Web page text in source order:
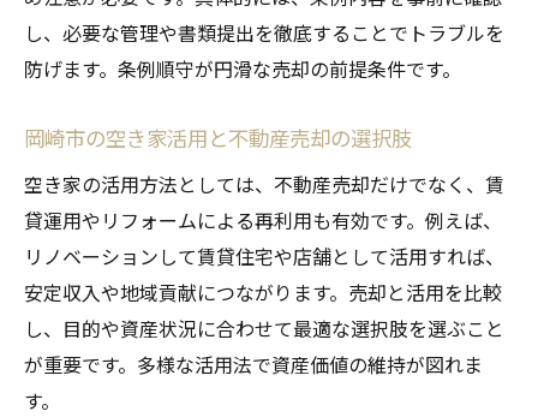
岡崎市で空き家賃貸を検討する際のポイント
岡崎市空き家賃貸と不動産売却の違いと選
不動産売却か賃貸か岡崎市空き家の最適活
用法
岡崎市空き家賃貸のメリットと不動産売却
の比較
不動産売却を視野に入れた岡崎市空き家賃
貸戦略
岡崎市空き家賃貸活用時のリスクと不動産
し、必要な管理や書類提出を徹底することでトラブルを
防げます。条例順守が円滑な売却の前提条件です。
岡崎市の空き家活用と不動産売却の選択肢
空き家の活用方法としては、不動産売却だけでなく、賃
貸運用やリフォームによる再利用も有効です。例えば、
リノベーションして賃貸住宅や店舗として活用すれば、
安定収入や地域貢献につながります。売却と活用を比較
し、目的や資産状況に合わせて最適な選択肢を選ぶこと
が重要です。多様な活用法で資産価値の維持が図れま
す。